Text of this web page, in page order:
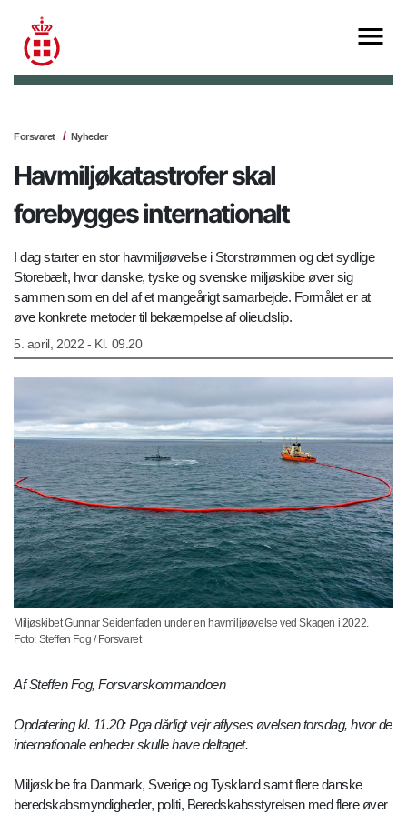
Forsvaret Nyheder
Havmiljøkatastrofer skal
forebygges internationalt
I dag starter en stor havmiljøøvelse i Storstrømmen og det sydlige
Storebælt, hvor danske, tyske og svenske miljøskibe øver sig
sammen som en del af et mangeårigt samarbejde. Formålet er at
øve konkrete metoder til bekæmpelse af olieudslip.
5. april, 2022 - Kl. 09.20
Miljøskibet Gunnar Seidenfaden under en havmiljøøvelse ved Skagen i 2022.
Foto: Steffen Fog / Forsvaret
Af Steffen Fog, Forsvarskommandoen
Opdatering kl. 11.20: Pga dårligt vejr aflyses øvelsen torsdag, hvor de
internationale enheder skulle have deltaget.
Miljøskibe fra Danmark, Sverige og Tyskland samt flere danske
beredskabsmyndigheder, politi, Beredskabsstyrelsen med flere øver